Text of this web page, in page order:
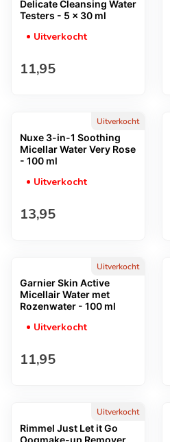
Delicate Cleansing Water
Testers - 5 x 30 ml
Uitverkocht
Normale prijs
11,95
Uitverkocht
Nuxe 3-in-1 Soothing
Micellar Water Very Rose
- 100 ml
Uitverkocht
Normale prijs
13,95
Uitverkocht
Garnier Skin Active
Micellair Water met
Rozenwater - 100 ml
Uitverkocht
Normale prijs
11,95
Uitverkocht
Rimmel Just Let it Go